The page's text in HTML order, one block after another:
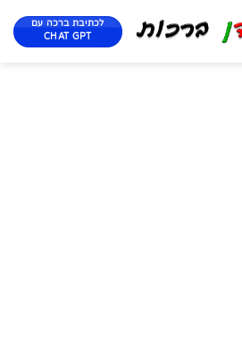
לכתיבת ברכה עם
CHAT GPT